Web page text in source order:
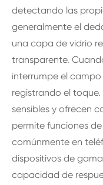
detectando las
generalmente el
una capa de vidrio
transparente.
interrumpe el
registrando el
sensibles y ofrecen
permite funciones
comúnmente en
dispositivos de
capacidad de